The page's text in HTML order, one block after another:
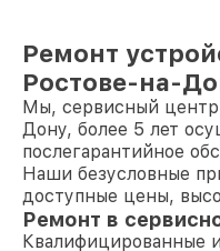
Ремонт
Ростове-на-
Мы, сервисный
Дону, более 5 лет
послегарантийное
Наши безусловные
доступные цены,
Ремонт в
Квалифицированные